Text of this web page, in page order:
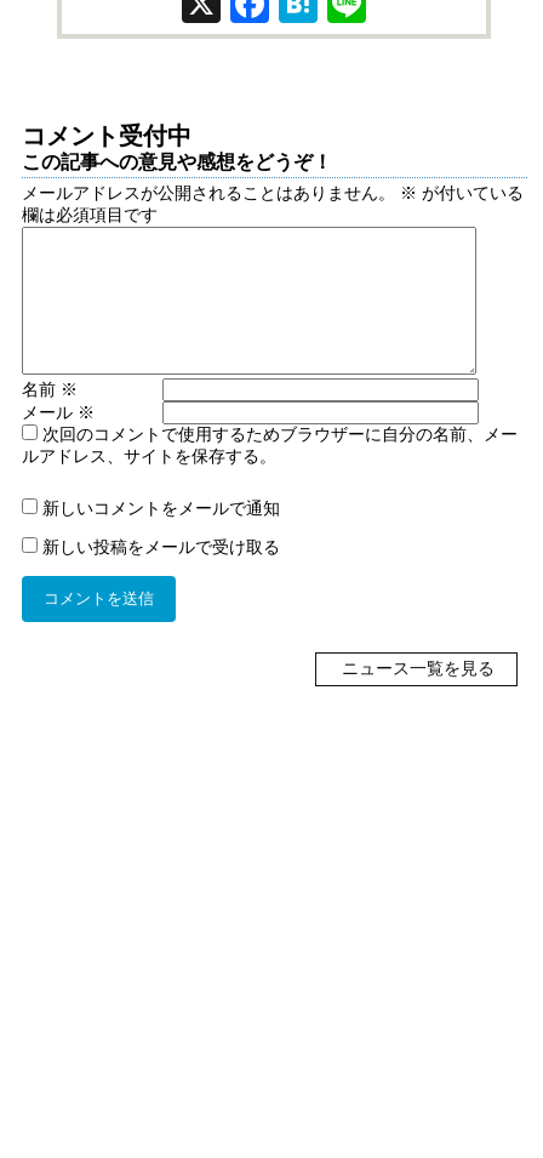
コメント受付中
この記事への意見や感想をどうぞ！
メールアドレスが公開されることはありません。 ※ が付いている
欄は必須項目です
名前 ※
メール ※
次回のコメントで使用するためブラウザーに自分の名前、メー
ルアドレス、サイトを保存する。
新しいコメントをメールで通知
新しい投稿をメールで受け取る
ニュース一覧を見る